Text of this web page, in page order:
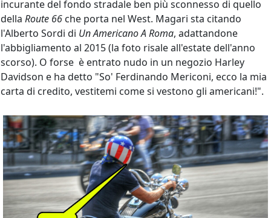
incurante del fondo stradale ben più sconnesso di quello
della Route 66 che porta nel West. Magari sta citando
l'Alberto Sordi di Un Americano A Roma, adattandone
l'abbigliamento al 2015 (la foto risale all'estate dell'anno
scorso). O forse è entrato nudo in un negozio Harley
Davidson e ha detto "So' Ferdinando Mericoni, ecco la mia
carta di credito, vestitemi come si vestono gli americani!".